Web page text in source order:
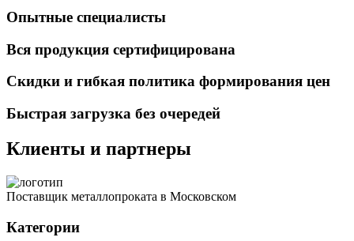
Опытные специалисты
Вся продукция сертифицирована
Скидки и гибкая политика формирования цен
Быстрая загрузка без очередей
Клиенты и партнеры
Поставщик металлопроката в Московском
Категории